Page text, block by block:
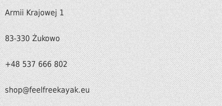
Armii Krajowej 1
83-330 Żukowo
+48 537 666 802
shop@feelfreekayak.eu